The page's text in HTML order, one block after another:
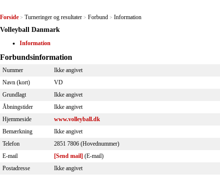
Forside > Turneringer og resultater > Forbund > Information
Volleyball Danmark
Information
Forbundsinformation
Nummer
Ikke angivet
Navn (kort)
VD
Grundlagt
Ikke angivet
Åbningstider
Ikke angivet
Hjemmeside
www.volleyball.dk
Bemærkning
Ikke angivet
Telefon
2851 7806 (Hovednummer)
E-mail
[Send mail] (E-mail)
Postadresse
Ikke angivet